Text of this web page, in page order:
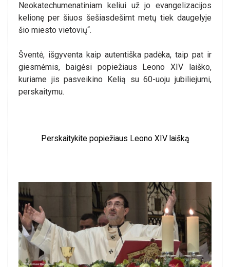
Neokatechumenatiniam keliui už jo evangelizacijos
kelionę per šiuos šešiasdešimt metų tiek daugelyje
šio miesto vietovių“.
Šventė, išgyventa kaip autentiška padėka, taip pat ir
giesmėmis, baigėsi popiežiaus Leono XIV laiško,
kuriame jis pasveikino Kelią su 60-uoju jubiliejumi,
perskaitymu.
Perskaitykite popiežiaus Leono XIV laišką